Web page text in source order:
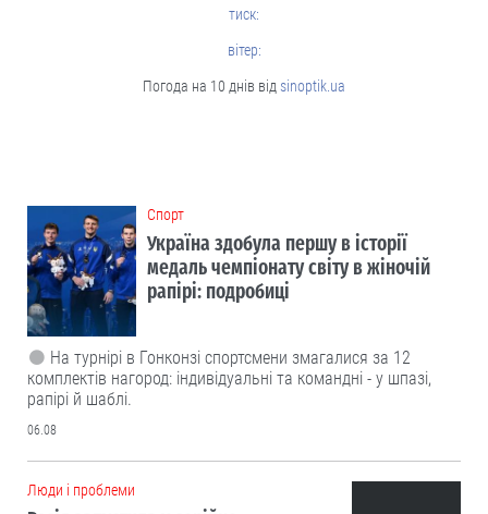
тиск:
вітер:
Погода на 10 днів від sinoptik.ua
Cпорт
Україна здобула першу в історії
медаль чемпіонату світу в жіночій
рапірі: подробиці
На турнірі в Гонконзі спортсмени змагалися за 12
комплектів нагород: індивідуальні та командні - у шпазі,
рапірі й шаблі.
06.08
Люди і проблеми